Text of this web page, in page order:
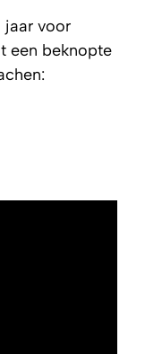
jaar voor
een beknopte